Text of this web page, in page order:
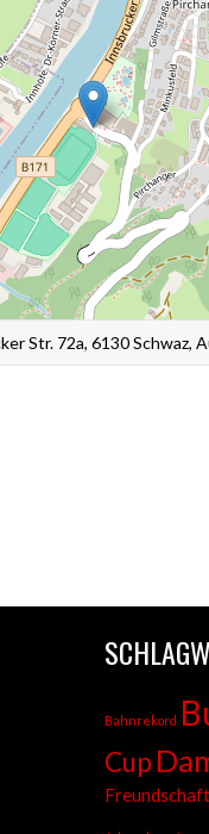
Str. 72a, 6130 Schwaz,
Bahnrekord
Cup